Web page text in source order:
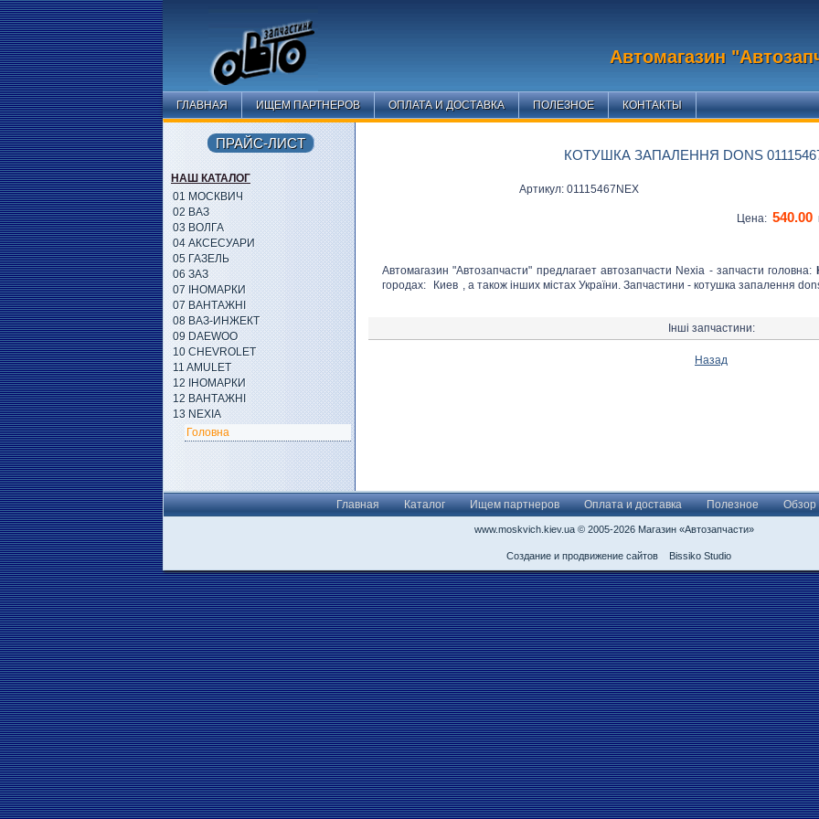
Автомагазин
ГЛАВНАЯ ИЩЕМ ПАРТНЕРОВ ОПЛАТА И ДОСТАВКА ПОЛЕЗНОЕ КОНТАКТЫ
КОТУШКА ЗАПАЛЕННЯ DONS
Артикул: 01115467NEX
Цена: 540.00
Автомагазин "Автозапчасти" предлагает автозапчасти Nexia - запчасти головна:
городах:
Киев , а також інших містах України. Запчастини - котушка запалення
Інші запчастини:
Назад
ПРАЙС-ЛИСТ
НАШ КАТАЛОГ
01 МОСКВИЧ
02 ВАЗ
03 ВОЛГА
04 АКСЕСУАРИ
05 ГАЗЕЛЬ
06 ЗАЗ
07 ІНОМАРКИ
07 ВАНТАЖНІ
08 ВАЗ-ИНЖЕКТ
09 DAEWOO
10 CHEVROLET
11 AMULET
12 ІНОМАРКИ
12 ВАНТАЖНІ
13 NEXIA
Головна
Главная Каталог Ищем партнеров Оплата и доставка Полезное Обзор
www.moskvich.kiev.ua © 2005-2026 Магазин «Автозапчасти»
Создание и продвижение сайтов Bissiko Studio